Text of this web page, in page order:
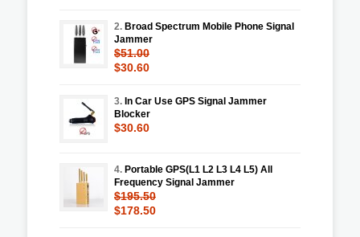
2. Broad Spectrum Mobile Phone Signal
Jammer
$51.00
$30.60
3. In Car Use GPS Signal Jammer
Blocker
$30.60
4. Portable GPS(L1 L2 L3 L4 L5) All
Frequency Signal Jammer
$195.50
$178.50